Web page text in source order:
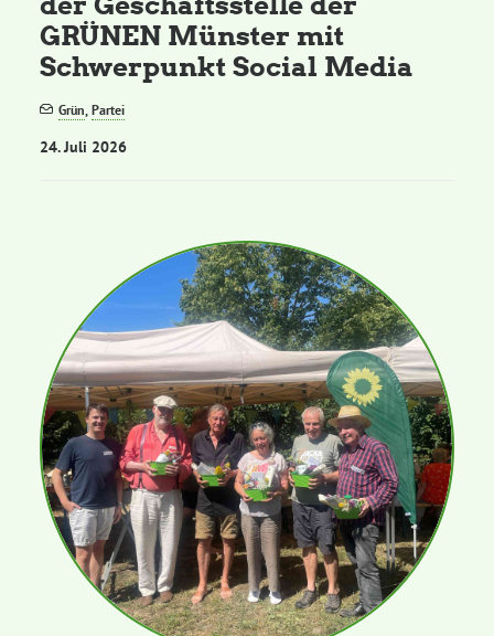
Fraktionsgeschäftsstelle
Arbeitsgruppen
Mitglied werden
Kommunalpolitik
Engagement-Sprechstunde
Grüne Jugend
GRÜNEN Münster mit
Schwerpunkt Social Media
Grün,Partei
24. Juli 2026